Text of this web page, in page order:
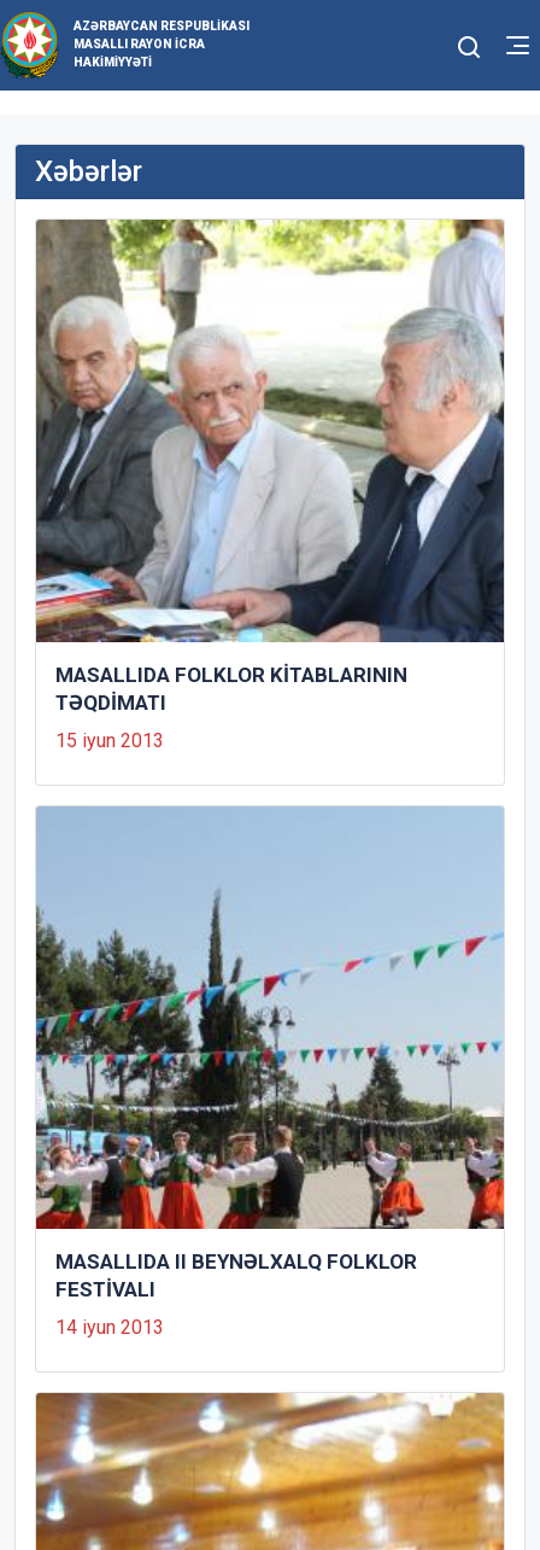
AZƏRBAYCAN RESPUBLIKASI
MASALLI RAYON İCRA
HAKIMIYYƏTI
Xəbərlər
MASALLIDA FOLKLOR KİTABLARININ
TƏQDİMATI
15 iyun 2013
MASALLIDA II BEYNƏLXALQ FOLKLOR
FESTİVALI
14 iyun 2013